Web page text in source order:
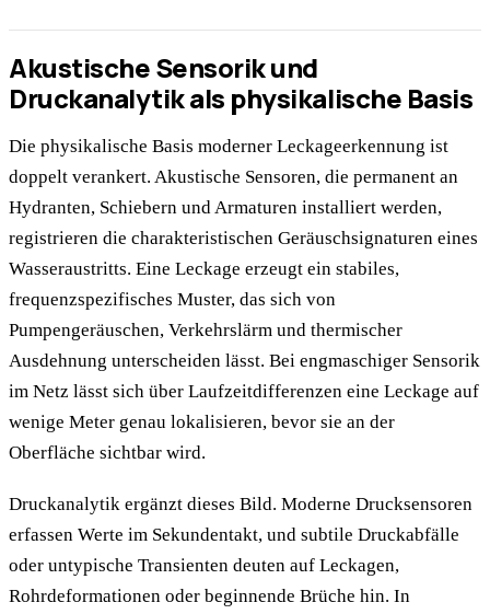
Akustische Sensorik und
Druckanalytik als physikalische Basis
Die physikalische Basis moderner Leckageerkennung ist
doppelt verankert. Akustische Sensoren, die permanent an
Hydranten, Schiebern und Armaturen installiert werden,
registrieren die charakteristischen Geräuschsignaturen eines
Wasseraustritts. Eine Leckage erzeugt ein stabiles,
frequenzspezifisches Muster, das sich von
Pumpengeräuschen, Verkehrslärm und thermischer
Ausdehnung unterscheiden lässt. Bei engmaschiger Sensorik
im Netz lässt sich über Laufzeitdifferenzen eine Leckage auf
wenige Meter genau lokalisieren, bevor sie an der
Oberfläche sichtbar wird.
Druckanalytik ergänzt dieses Bild. Moderne Drucksensoren
erfassen Werte im Sekundentakt, und subtile Druckabfälle
oder untypische Transienten deuten auf Leckagen,
Rohrdeformationen oder beginnende Brüche hin. In